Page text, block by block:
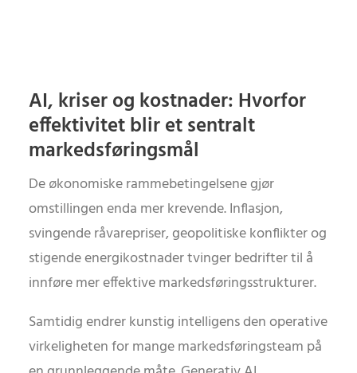
AI, kriser og kostnader: Hvorfor
effektivitet blir et sentralt
markedsføringsmål
De økonomiske rammebetingelsene gjør
omstillingen enda mer krevende. Inflasjon,
svingende råvarepriser, geopolitiske konflikter og
stigende energikostnader tvinger bedrifter til å
innføre mer effektive markedsføringsstrukturer.
Samtidig endrer kunstig intelligens den operative
virkeligheten for mange markedsføringsteam på